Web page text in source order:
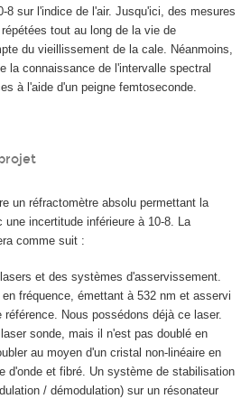
-8sur l'indice de l'air. Jusqu'ici, des mesures
tout au long de la vie de
du vieillissement de la cale. Néanmoins,
la connaissance de l'intervalle spectral
à l'aide d'un peigne femtoseconde.
un réfractomètre absolu permettant la
incertitude inférieure à 10-8. La
comme suit :
et des systèmes d'asservissement.
fréquence, émettant à 532 nm et asservi
Nous possédons déjà ce laser.
sonde, mais il n'est pas doublé en
au moyen d'un cristal non-linéaire en
d'onde et fibré. Un système de stabilisation
/ démodulation) sur un résonateur